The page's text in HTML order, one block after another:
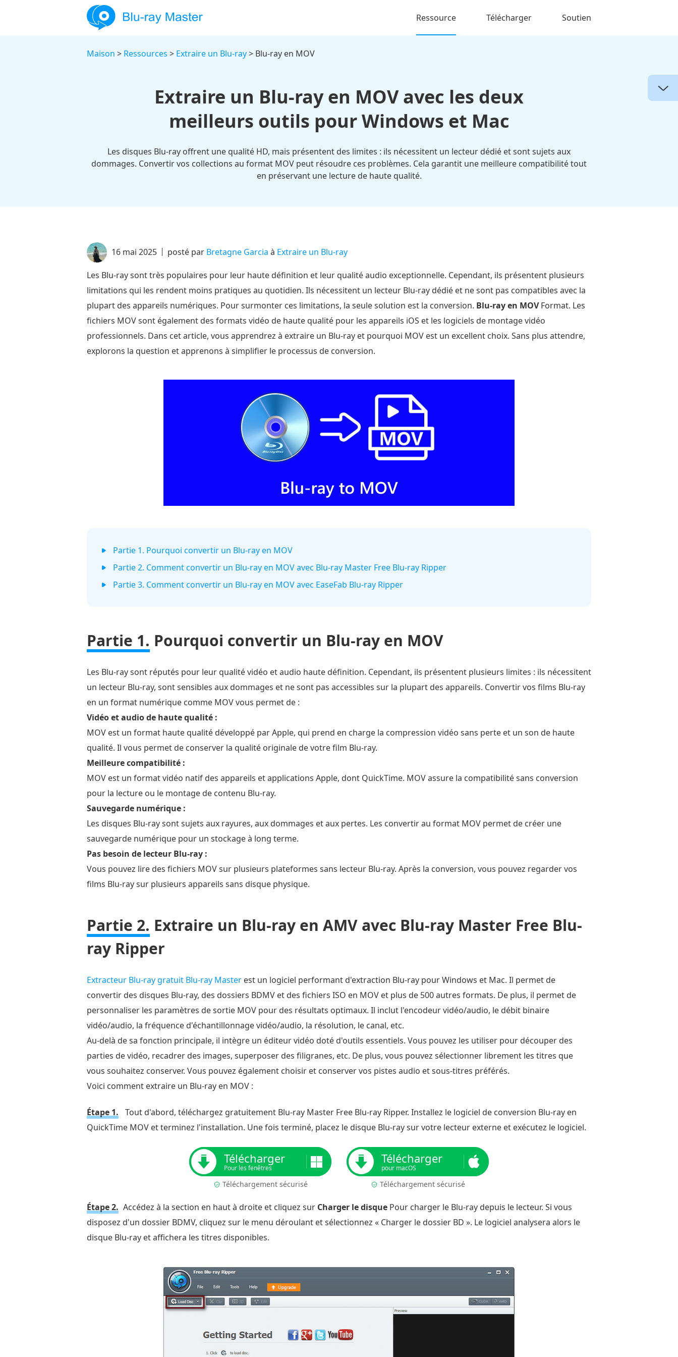
Ressource Télécharger Soutien
Maison > Ressources > Extraire un Blu-ray> Blu-ray en MOV
Extraire un Blu-ray en MOV avec les deux
meilleurs outils pour Windows et Mac
Les disques Blu-ray offrent une qualité HD, mais présentent des limites : ils nécessitent un lecteur dédié et sont sujets aux
dommages. Convertir vos collections au format MOV peut résoudre ces problèmes. Cela garantit une meilleure compatibilité tout
en préservant une lecture de haute qualité.
16 mai 2025 posté par Bretagne Garcia à Extraire un Blu-ray
Les Blu-ray sont très populaires pour leur haute définition et leur qualité audio exceptionnelle. Cependant, ils présentent plusieurs
limitations qui les rendent moins pratiques au quotidien. Ils nécessitent un lecteur Blu-ray dédié et ne sont pas compatibles avec la
plupart des appareils numériques. Pour surmonter ces limitations, la seule solution est la conversion. Blu-ray en MOVFormat. Les
fichiers MOV sont également des formats vidéo de haute qualité pour les appareils iOS et les logiciels de montage vidéo
professionnels. Dans cet article, vous apprendrez à extraire un Blu-ray et pourquoi MOV est un excellent choix. Sans plus attendre,
explorons la question et apprenons à simplifier le processus de conversion.
Partie 1. Pourquoi convertir un Blu-ray en MOV
Partie 2. Comment convertir un Blu-ray en MOV avec Blu-ray Master Free Blu-ray Ripper
Partie 3. Comment convertir un Blu-ray en MOV avec EaseFab Blu-ray Ripper
Partie 1. Pourquoi convertir un Blu-ray en MOV
Les Blu-ray sont réputés pour leur qualité vidéo et audio haute définition. Cependant, ils présentent plusieurs limites : ils nécessitent
un lecteur Blu-ray, sont sensibles aux dommages et ne sont pas accessibles sur la plupart des appareils. Convertir vos films Blu-ray
en un format numérique comme MOV vous permet de :
Vidéo et audio de haute qualité :
MOV est un format haute qualité développé par Apple, qui prend en charge la compression vidéo sans perte et un son de haute
qualité. Il vous permet de conserver la qualité originale de votre film Blu-ray.
Meilleure compatibilité :
MOV est un format vidéo natif des appareils et applications Apple, dont QuickTime. MOV assure la compatibilité sans conversion
pour la lecture ou le montage de contenu Blu-ray.
Sauvegarde numérique :
Les disques Blu-ray sont sujets aux rayures, aux dommages et aux pertes. Les convertir au format MOV permet de créer une
sauvegarde numérique pour un stockage à long terme.
Pas besoin de lecteur Blu-ray :
Vous pouvez lire des fichiers MOV sur plusieurs plateformes sans lecteur Blu-ray. Après la conversion, vous pouvez regarder vos
films Blu-ray sur plusieurs appareils sans disque physique.
Partie 2. Extraire un Blu-ray en AMV avec Blu-ray Master Free Blu-
ray Ripper
Extracteur Blu-ray gratuit Blu-ray Master est un logiciel performant d'extraction Blu-ray pour Windows et Mac. Il permet de
convertir des disques Blu-ray, des dossiers BDMV et des fichiers ISO en MOV et plus de 500 autres formats. De plus, il permet de
personnaliser les paramètres de sortie MOV pour des résultats optimaux. Il inclut l'encodeur vidéo/audio, le débit binaire
vidéo/audio, la fréquence d'échantillonnage vidéo/audio, la résolution, le canal, etc.
Au-delà de sa fonction principale, il intègre un éditeur vidéo doté d'outils essentiels. Vous pouvez les utiliser pour découper des
parties de vidéo, recadrer des images, superposer des filigranes, etc. De plus, vous pouvez sélectionner librement les titres que
vous souhaitez conserver. Vous pouvez également choisir et conserver vos pistes audio et sous-titres préférés.
Voici comment extraire un Blu-ray en MOV :
Étape 1.
Tout d'abord, téléchargez gratuitement Blu-ray Master Free Blu-ray Ripper. Installez le logiciel de conversion Blu-ray en
QuickTime MOV et terminez l'installation. Une fois terminé, placez le disque Blu-ray sur votre lecteur externe et exécutez le logiciel.
Télécharger
Pour les fenêtres
Téléchargement sécurisé
Télécharger
pour macOS
Téléchargement sécurisé
Étape 2. Accédez à la section en haut à droite et cliquez sur Charger le disque Pour charger le Blu-ray depuis le lecteur. Si vous
disposez d'un dossier BDMV, cliquez sur le menu déroulant et sélectionnez « Charger le dossier BD ». Le logiciel analysera alors le
disque Blu-ray et affichera les titres disponibles.